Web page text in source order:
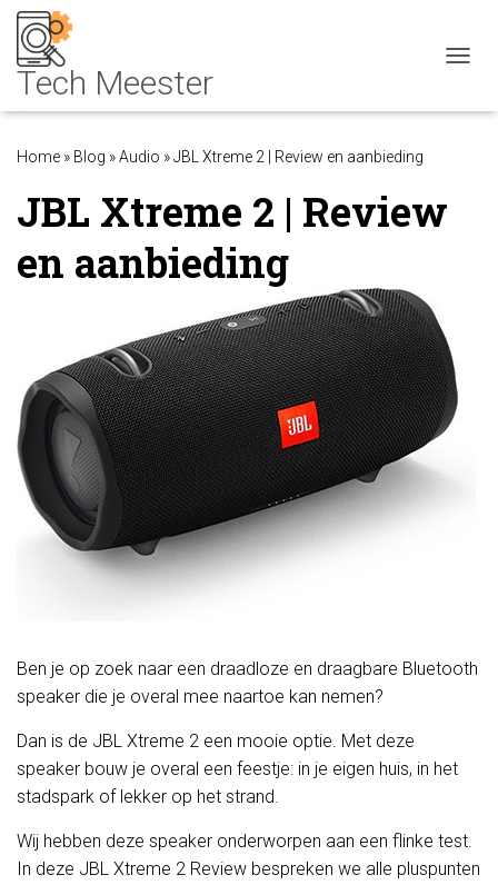
Home » Blog »Audio »JBL Xtreme 2 | Review en aanbieding
JBL Xtreme 2 | Review
en aanbieding
Ben je op zoek naar een draadloze en draagbare Bluetooth
speaker die je overal mee naartoe kan nemen?
Dan is de JBL Xtreme 2 een mooie optie. Met deze
speaker bouw je overal een feestje: in je eigen huis, in het
stadspark of lekker op het strand.
Wij hebben deze speaker onderworpen aan een flinke test.
In deze JBL Xtreme 2 Review bespreken we alle pluspunten